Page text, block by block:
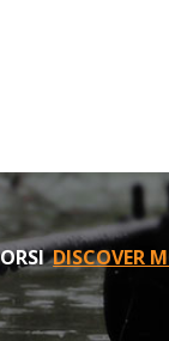
DISCOVER